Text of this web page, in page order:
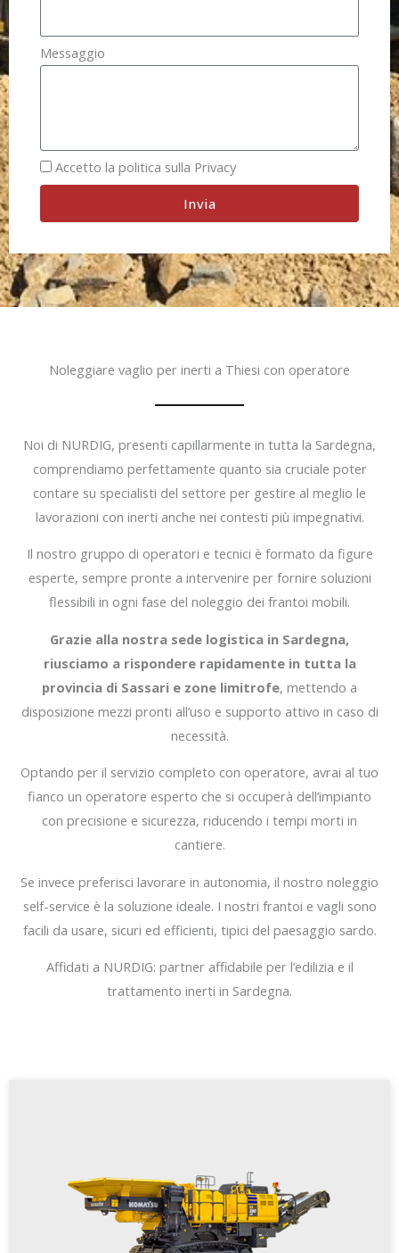
Messaggio
Accetto la politica sulla Privacy
Invia
Noleggiare vaglio per inerti a Thiesi con operatore
Noi di NURDIG, presenti capillarmente in tutta la Sardegna,
comprendiamo perfettamente quanto sia cruciale poter
contare su specialisti del settore per gestire al meglio le
lavorazioni con inerti anche nei contesti più impegnativi.
Il nostro gruppo di operatori e tecnici è formato da figure
esperte, sempre pronte a intervenire per fornire soluzioni
flessibili in ogni fase del noleggio dei frantoi mobili.
Grazie alla nostra sede logistica in Sardegna,
riusciamo a rispondere rapidamente in tutta la
provincia di Sassari e zone limitrofe, mettendo a
disposizione mezzi pronti all’uso e supporto attivo in caso di
necessità.
Optando per il servizio completo con operatore, avrai al tuo
fianco un operatore esperto che si occuperà dell’impianto
con precisione e sicurezza, riducendo i tempi morti in
cantiere.
Se invece preferisci lavorare in autonomia, il nostro noleggio
self-service è la soluzione ideale. I nostri frantoi e vagli sono
facili da usare, sicuri ed efficienti, tipici del paesaggio sardo.
Affidati a NURDIG: partner affidabile per l’edilizia e il
trattamento inerti in Sardegna.